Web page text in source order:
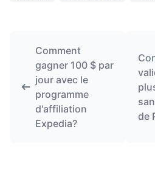
Comment
gagner 100 $ par
jour avec le
programme
d'affiliation
Expedia?
de